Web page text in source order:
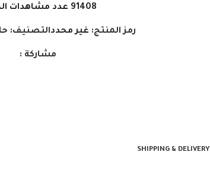
91408 عدد مشاهدات
رمز المنتج: غير محددالتصنيف:
مشاركة :
SHIPPING & DELIVERY